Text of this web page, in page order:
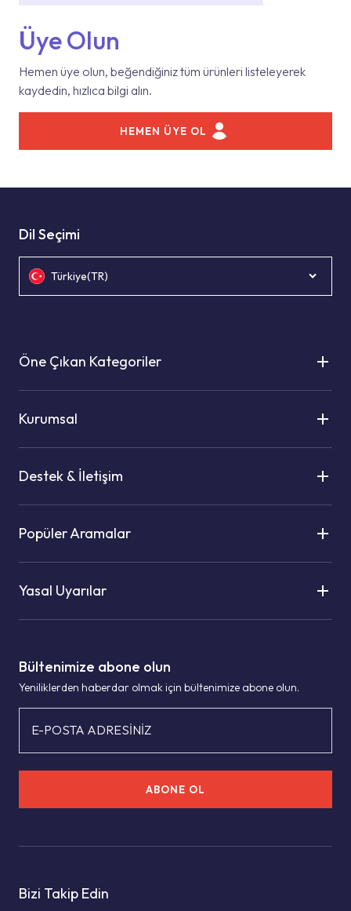
Üye Olun
Hemen üye olun, beğendiğiniz tüm ürünleri listeleyerek
kaydedin, hızlıca bilgi alın.
HEMEN ÜYE OL
Bültenimize abone olun
Yeniliklerden haberdar olmak için bültenimize abone olun.
E-POSTA ADRESİNİZ
ABONE OL
Bizi Takip Edin
Dil Seçimi
Türkiye(TR)
Öne Çıkan Kategoriler
Kurumsal
Destek & İletişim
Popüler Aramalar
Yasal Uyarılar